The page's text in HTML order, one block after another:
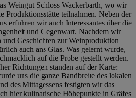
Weingut Schloss Wackerbarth, wo wir
Produktionsstätte teilnahmen. Neben der
erfuhren wir auch Interessantes über die
und Gegenwart. Nachdem wir
und Geschichten zur Weinproduktion
auch ans Glas. Was gelernt wurde,
auf die Probe gestellt werden.
Richtungen standen auf der Karte:
uns die ganze Bandbreite des lokalen
des Mittagessens festigten wir das
hier kulinarische Höhepunkte in Gräfes